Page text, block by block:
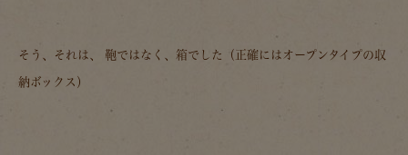
そう、それは、 鞄ではなく、箱でした（正確にはオープンタイプの収
納ボックス）